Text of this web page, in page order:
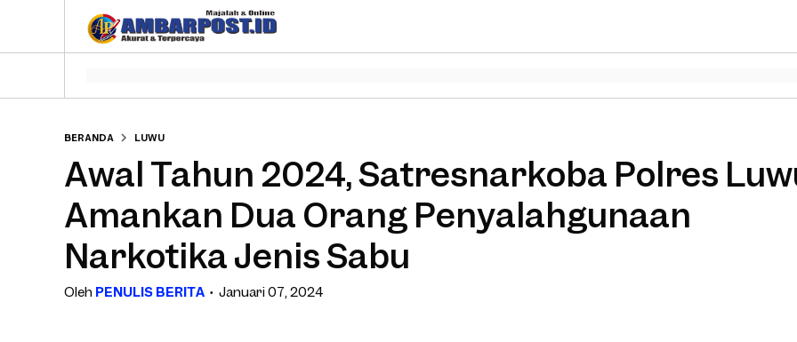
BERANDA LUWU
Awal Tahun 2024, Satresnarkoba Polres
Amankan Dua Orang Penyalahgunaan
Narkotika Jenis Sabu
Oleh PENULIS BERITA Januari 07, 2024